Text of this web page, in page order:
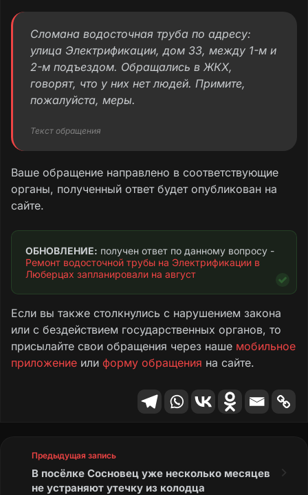
Сломана водосточная труба по адресу:
улица Электрификации, дом 33, между 1-м и
2-м подъездом. Обращались в ЖКХ,
говорят, что у них нет людей. Примите,
пожалуйста, меры.
Текст обращения
Ваше обращение направлено в соответствующие
органы, полученный ответ будет опубликован на
сайте.
ОБНОВЛЕНИЕ:
Ремонт водосточной трубы на Электрификации в
Люберцах запланировали на август
Если вы также столкнулись с нарушением закона
или с бездействием государственных органов, то
присылайте свои обращения через наше мобильное
приложение или форму обращения на сайте.
Предыдущая запись
В посёлке Сосновец уже несколько месяцев
не устраняют утечку из колодца